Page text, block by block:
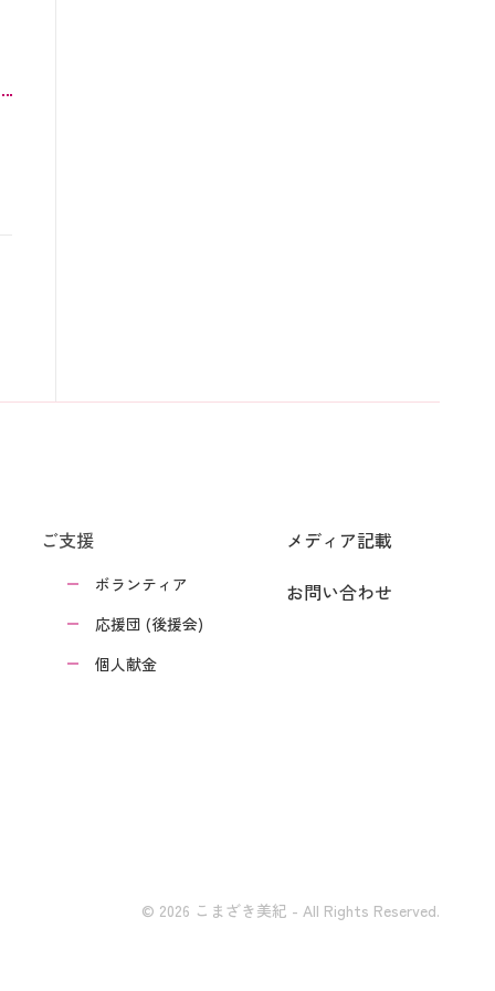
ご支援
ボランティア
応援団 (後援会)
個人献金
メディア記載
お問い合わせ
© 2026 こまざき美紀 - All Rights Reserved.